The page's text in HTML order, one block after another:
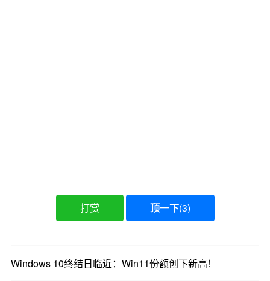
打赏 顶一下(3)
Windows 10终结日临近：Win11份额创下新高！